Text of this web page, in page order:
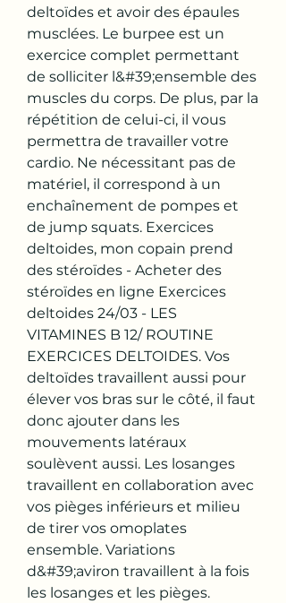
deltoïdes et avoir des épaules
musclées. Le burpee est un
exercice complet permettant
de solliciter l&#39;ensemble des
muscles du corps. De plus, par la
répétition de celui-ci, il vous
permettra de travailler votre
cardio. Ne nécessitant pas de
matériel, il correspond à un
enchaînement de pompes et
de jump squats. Exercices
deltoides, mon copain prend
des stéroïdes - Acheter des
stéroïdes en ligne Exercices
deltoides 24/03 - LES
VITAMINES B 12/ ROUTINE
EXERCICES DELTOIDES. Vos
deltoïdes travaillent aussi pour
élever vos bras sur le côté, il faut
donc ajouter dans les
mouvements latéraux
soulèvent aussi. Les losanges
travaillent en collaboration avec
vos pièges inférieurs et milieu
de tirer vos omoplates
ensemble. Variations
d&#39;aviron travaillent à la fois
les losanges et les pièges.